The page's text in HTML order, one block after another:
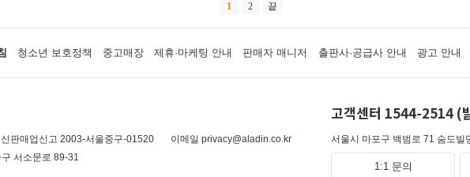
1 2 끝
청소년 보호정책 중고매장 제휴·마케팅 안내 판매자 매니저 출판사·공급사 안내 광고 안내
판매업신고 2003-서울중구-01520
이메일 privacy@aladin.co.kr
서소문로 89-31
고객센터 1544-2514 (
서울시 마포구 백범로 71 숨도빌
1:1 문의